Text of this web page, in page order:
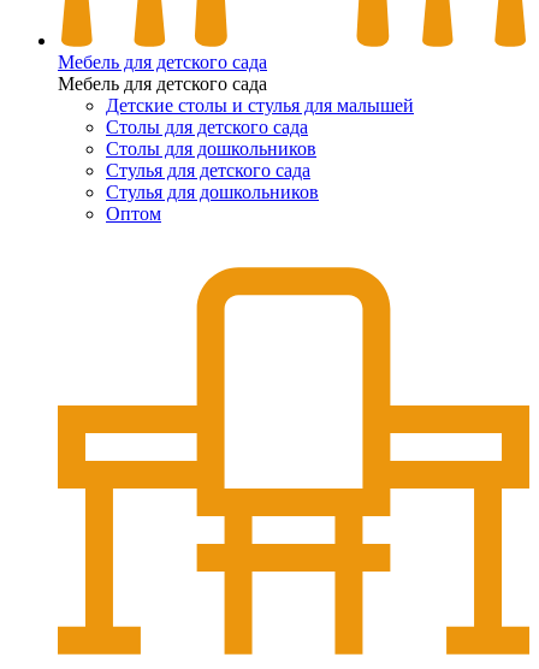
Мебель для детского сада
Мебель для детского сада
Детские столы и стулья для малышей
Столы для детского сада
Столы для дошкольников
Стулья для детского сада
Стулья для дошкольников
Оптом